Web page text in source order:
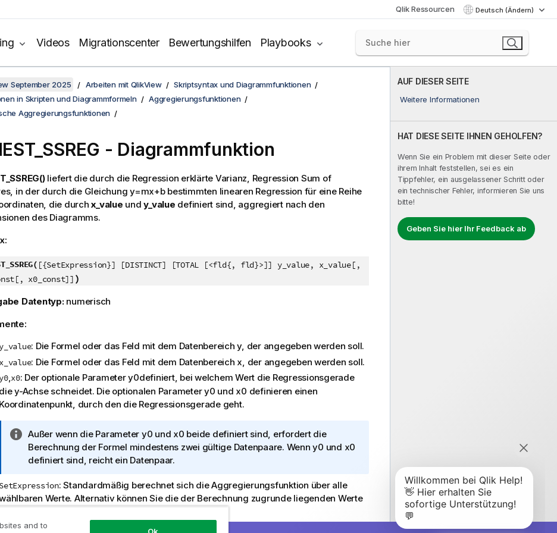
Qlik Ressourcen Deutsch (Ändern)
Videos Migrationscenter Bewertungshilfen Playbooks
AUF DIESER SEITE
Weitere Informationen
HAT DIESE SEITE IHNEN GEHOLFEN?
Wenn Sie ein Problem mit dieser Seite oder
ihrem Inhalt feststellen, sei es ein
Tippfehler, ein ausgelassener Schritt oder
ein technischer Fehler, informieren Sie uns
bitte!
Geben Sie hier Ihr Feedback ab
September 2025 Arbeiten mit QlikView
Skriptsyntax und Diagrammfunktionen
in Skripten und Diagrammformeln
Aggregierungsfunktionen
Aggregierungsfunktionen
- Diagrammfunktion
liefert die durch die Regression erklärte Varianz, Regression Sum of
in der durch die Gleichung y=mx+bbestimmten linearen Regression für eine Reihe
die durchx_value undy_value definiert sind, aggregiert nach den
des Diagramms.
[{SetExpression}] [DISTINCT] [TOTAL [<fld{, fld}>]] y_value, x_value[,
x0_const]] )
Datentyp: numerisch
: Die Formel oder das Feld mit dem Datenbereichy, der angegeben werden soll.
x_value: Die Formel oder das Feld mit dem Datenbereich x, der angegeben werden soll.
,x0: Der optionale Parametery0definiert, bei welchem Wert die Regressionsgerade
die y-Achse schneidet. Die optionalen Parametery0 und x0 definieren einen
Koordinatenpunkt, durch den die Regressionsgerade geht.
I
n
f
r
m
t
Außer wenn die Parameter y0 und x0 beide definiert sind, erfordert die
Berechnung der Formel mindestens zwei gültige Datenpaare. Wenny0 und x0
definiert sind, reicht ein Datenpaar.
SetExpression: Standardmäßig berechnet sich die Aggregierungsfunktion über alle
Werte. Alternativ können Sie die der Berechnung zugrunde liegenden Werte
DISTINCT: Der Zusatz vor den Funktionsargumenten bewirkt, dass bei der
and to